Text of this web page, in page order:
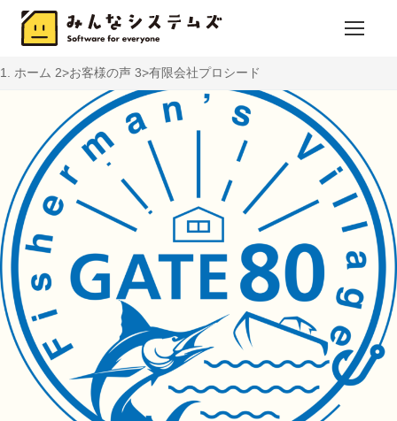
ホーム お客様の声 有限会社プロシード